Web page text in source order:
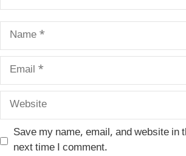
Name
Email
Website
Save my name, email, and website in
next time I comment.